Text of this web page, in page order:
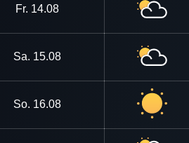
Fr. 14.08
Sa. 15.08
So. 16.08